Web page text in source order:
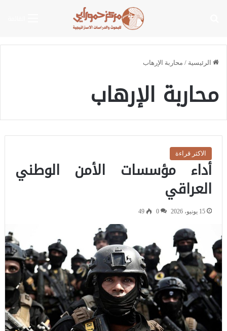
الرئيسية / محاربة الإرهاب
محاربة الإرهاب
الاكثر قراءة
أداء مؤسسات الأمن الوطني
العراقي
15 يونيو، 2026 0
49